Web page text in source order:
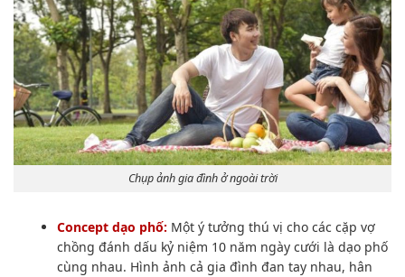
Chụp ảnh gia đình ở ngoài trời
Concept dạo phố: Một ý tưởng thú vị cho các cặp vợ
chồng đánh dấu kỷ niệm 10 năm ngày cưới là dạo phố
cùng nhau. Hình ảnh cả gia đình đan tay nhau, hân